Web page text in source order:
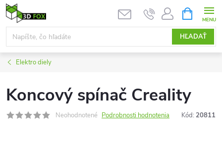
Prejsť
na
obsah
HĽADAŤ
KOŠÍK
Elektro diely
Koncový spínač Creality
Neohodnotené Podrobnosti hodnotenia Kód: 20811